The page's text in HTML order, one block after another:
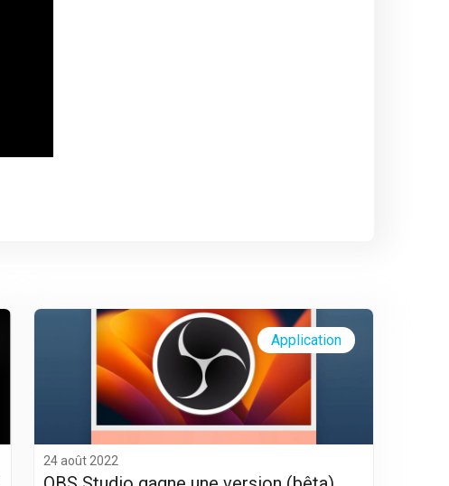
24 août 2022
Application